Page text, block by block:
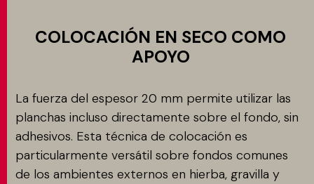
BUSCAR
ÁREA RESERVADA
COLOCACIÓN EN SECO COMO
APOYO
La fuerza del espesor 20 mm permite utilizar las
planchas incluso directamente sobre el fondo, sin
adhesivos. Esta técnica de colocación es
particularmente versátil sobre fondos comunes
de los ambientes externos en hierba, gravilla y